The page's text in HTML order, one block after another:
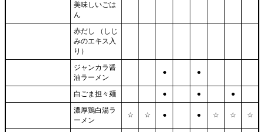
美味しいごは
ん
赤だし （しじ
みのエキス入
り）
ジャンカラ醤
油ラーメン
● ●
白ごま担々麺 ● ●
●
濃厚鶏白湯ラ
ーメン
☆ ☆ ● ● ☆ ☆ ☆